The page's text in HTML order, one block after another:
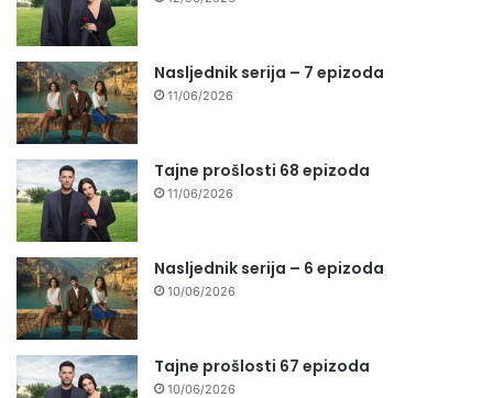
Nasljednik serija – 7 epizoda
11/06/2026
Tajne prošlosti 68 epizoda
11/06/2026
Nasljednik serija – 6 epizoda
10/06/2026
Tajne prošlosti 67 epizoda
10/06/2026